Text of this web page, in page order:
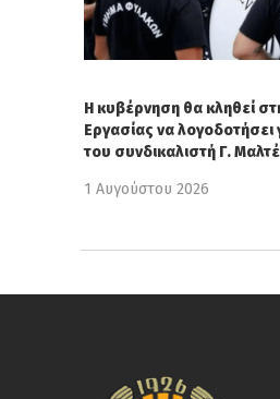
Η κυβέρνηση θα κληθεί
Εργασίας να λογοδοτήσει
του συνδικαλιστή Γ.
1 Αυγούστου 2026